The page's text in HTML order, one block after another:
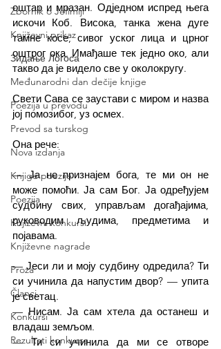
Zbornik o Jefimiji
Književni prikaz
Зидање Логоса
Međunarodni dan dečije knjige
Poezija u prevodu
Prevod sa turskog
Nova izdanja
Knjige poezije
Poezija
Književni konkursi
Književne nagrade
Proza
Članci
Konkursi
Rezultati konkursa
оштар и мразан. Одједном испред њега
искочи Коб. Висока, танка жена дуге
тамне косе, сивог уског лица и црног
оштрог ока. Имађаше тек једно око, али
такво да је видело све у околокругу.
Свети Сава се заустави с миром и назва
јој помозибог, уз осмех.
Она рече:
— Ја не признајем бога, те ми он не
може помоћи. Ја сам Бог. Ја одређујем
судбину свих, управљам догађајима,
руководим људима, предметима и
појавама.
— Јеси ли и моју судбину одредила? Ти
си учинила да напустим двор? — упита
је светац.
— Нисам. Ја сам хтела да останеш и
владаш земљом.
— Ти си учинила да ми се отворе